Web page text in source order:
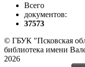
Всего
документов:
37573
© ГБУК "Псковская
библиотека имени
2026